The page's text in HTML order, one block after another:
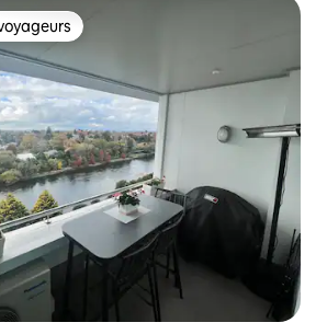
parmi les plus aimés